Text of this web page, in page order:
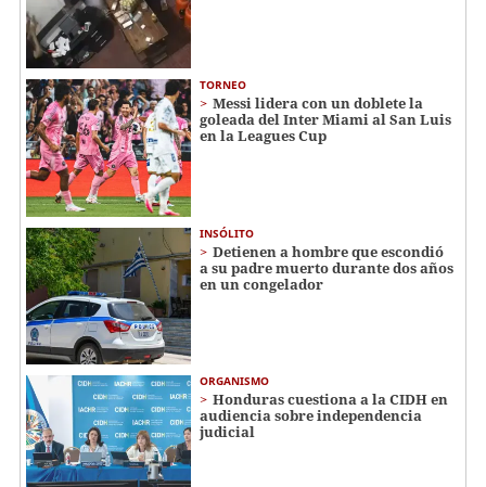
TORNEO
Messi lidera con un doblete la
goleada del Inter Miami al San Luis
en la Leagues Cup
INSÓLITO
Detienen a hombre que escondió
a su padre muerto durante dos años
en un congelador
ORGANISMO
Honduras cuestiona a la CIDH en
audiencia sobre independencia
judicial